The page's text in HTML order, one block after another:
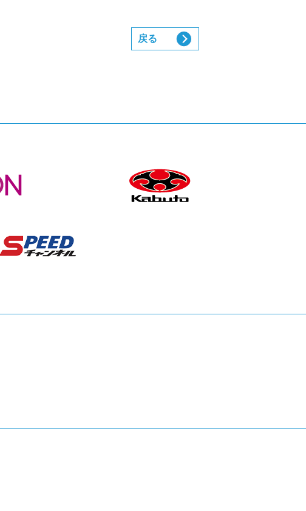
戻る